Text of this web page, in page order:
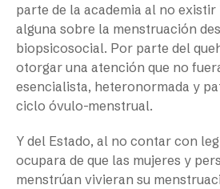
parte de la academia al no
alguna sobre la menstruación
biopsicosocial. Por parte del
otorgar una atención que no
esencialista, heteronormada y
ciclo óvulo-menstrual.
Y del Estado, al no contar con
ocupara de que las mujeres y
menstrúan vivieran su